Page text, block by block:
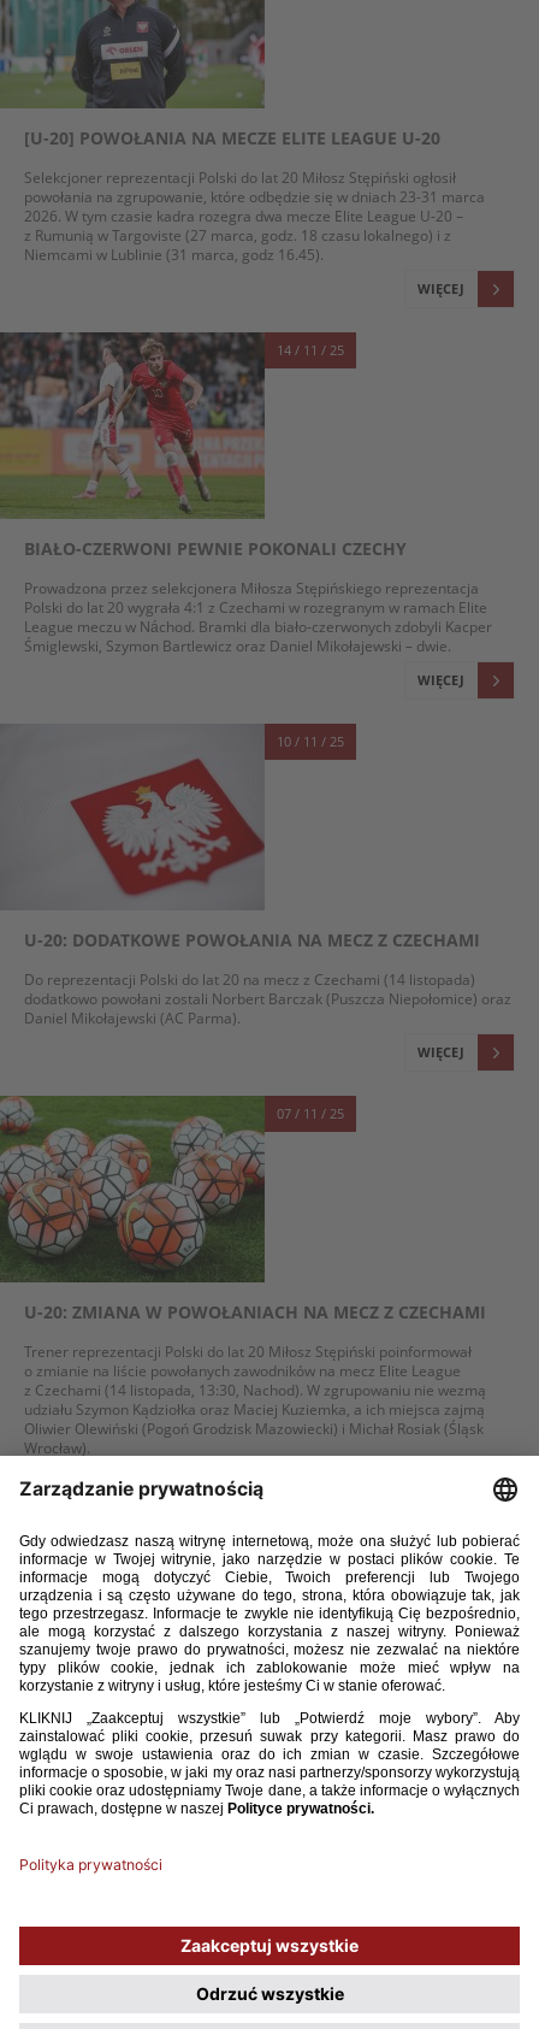
[U-20] POWOŁANIA NA MECZE ELITE LEAGUE U-20
Selekcjoner reprezentacji Polski do lat 20 Miłosz Stępiński ogłosił
powołania na zgrupowanie, które odbędzie się w dniach 23-31 marca
2026. W tym czasie kadra rozegra dwa mecze Elite League U-20 –
z Rumunią w Targoviste (27 marca, godz. 18 czasu lokalnego) i z
Niemcami w Lublinie (31 marca, godz 16.45).
WIĘCEJ
14 / 11 / 25
BIAŁO-CZERWONI PEWNIE POKONALI CZECHY
Prowadzona przez selekcjonera Miłosza Stępińskiego reprezentacja
Polski do lat 20 wygrała 4:1 z Czechami w rozegranym w ramach Elite
League meczu w Náchod. Bramki dla biało-czerwonych zdobyli Kacper
Śmiglewski, Szymon Bartlewicz oraz Daniel Mikołajewski – dwie.
WIĘCEJ
10 / 11 / 25
U-20: DODATKOWE POWOŁANIA NA MECZ Z CZECHAMI
Do reprezentacji Polski do lat 20 na mecz z Czechami (14 listopada)
dodatkowo powołani zostali Norbert Barczak (Puszcza Niepołomice) oraz
Daniel Mikołajewski (AC Parma).
WIĘCEJ
07 / 11 / 25
U-20: ZMIANA W POWOŁANIACH NA MECZ Z CZECHAMI
Trener reprezentacji Polski do lat 20 Miłosz Stępiński poinformował
o zmianie na liście powołanych zawodników na mecz Elite League
z Czechami (14 listopada, 13:30, Nachod). W zgrupowaniu nie wezmą
udziału Szymon Kądziołka oraz Maciej Kuziemka, a ich miejsca zajmą
Oliwier Olewiński (Pogoń Grodzisk Mazowiecki) i Michał Rosiak (Śląsk
Wrocław).
29 / 10 / 25
U-20: POWOŁANIA NA MECZ Z CZECHAMI
Na zgrupowanie reprezentacji Polski U20 oraz mecz w ramach Elite
League U20 z reprezentacją Czech (14.11.2025, godz. 13:30), do kadry
powołani zostali następujący zawodnicy:
Używamy plików cookies, aby ułatwić Ci korzystanie z naszego serwisu
oraz do celów statystycznych. Jeśli nie blokujesz tych plików, to zgadzasz
się na ich użycie oraz zapisanie w pamięci urządzenia. Pamiętaj, że
możesz samodzielnie zarządzać cookies, zmieniając ustawienia